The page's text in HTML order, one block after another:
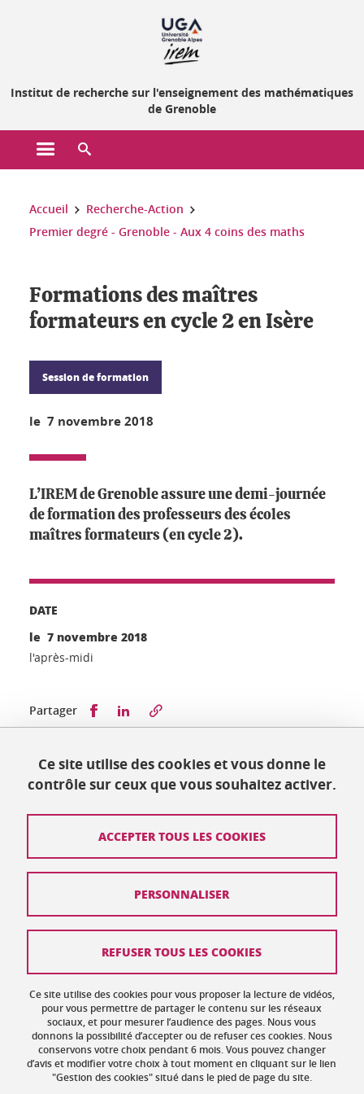
Institut de recherche sur l'enseignement des mathématiques
de Grenoble
Ouvrir le menu principal
Vous êtes ici :
Accueil
Recherche-Action
Premier degré - Grenoble - Aux 4 coins des maths
Formations des maîtres
formateurs en cycle 2 en Isère
Session de formation
le 7 novembre 2018
L’IREM de Grenoble assure une demi-journée
de formation des professeurs des écoles
maîtres formateurs (en cycle 2).
DATE
le 7 novembre 2018
l'après-midi
Partager Partager sur Facebook
Partager sur LinkedIn
Publié le 2 octobre 2018
Mis à jour le 24 juin 2019
Contact
Mentions légales
Données personnelles : politique de confidentialité
Gestion des cookies
Accessibilité : non conforme
Ce site utilise des cookies et vous donne le
contrôle sur ceux que vous souhaitez activer.
Ce site utilise des cookies pour vous proposer la lecture de vidéos,
pour vous permettre de partager le contenu sur les réseaux
sociaux, et pour mesurer l’audience des pages. Nous vous
donnons la possibilité d’accepter ou de refuser ces cookies. Nous
conservons votre choix pendant 6 mois. Vous pouvez changer
d’avis et modifier votre choix à tout moment en cliquant sur le lien
"Gestion des cookies" situé dans le pied de page du site.
ACCEPTER TOUS LES COOKIES
REFUSER TOUS LES COOKIES
PERSONNALISER